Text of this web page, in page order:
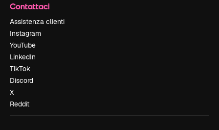
Contattaci
Assistenza clienti
Instagram
YouTube
LinkedIn
TikTok
Discord
X
Reddit